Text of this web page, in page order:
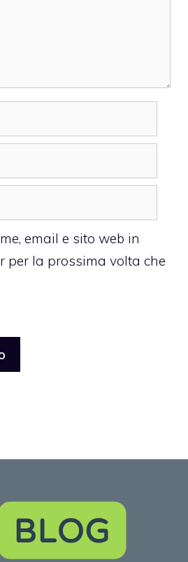
email e sito web in
per la prossima volta che